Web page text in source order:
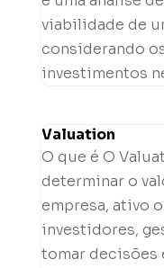
viabilidade de
considerando
investimentos
Valuation
O que é O
determinar o
empresa, ativo
investidores,
tomar decisões